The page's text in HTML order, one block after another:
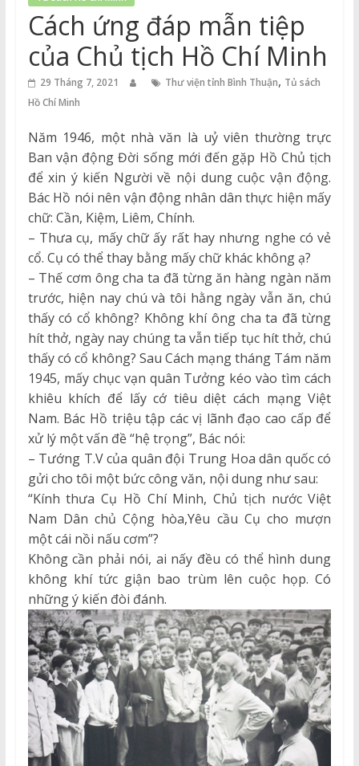
Thuận
Cổng
Vào
Tri
Thức
Cách ứng đáp mẫn tiệp
của Chủ tịch Hồ Chí Minh
29 Tháng 7, 2021 Thư viện tỉnh Bình Thuận, Tủ sách
Hồ Chí Minh
Năm 1946, một nhà văn là uỷ viên thường trực
Ban vận động Đời sống mới đến gặp Hồ Chủ tịch
để xin ý kiến Người về nội dung cuộc vận động.
Bác Hồ nói nên vận động nhân dân thực hiện mấy
chữ: Cần, Kiệm, Liêm, Chính.
– Thưa cụ, mấy chữ ấy rất hay nhưng nghe có vẻ
cổ. Cụ có thể thay bằng mấy chữ khác không ạ?
– Thế cơm ông cha ta đã từng ăn hàng ngàn năm
trước, hiện nay chú và tôi hằng ngày vẫn ăn, chú
thấy có cổ không? Không khí ông cha ta đã từng
hít thở, ngày nay chúng ta vẫn tiếp tục hít thở, chú
thấy có cổ không? Sau Cách mạng tháng Tám năm
1945, mấy chục vạn quân Tưởng kéo vào tìm cách
khiêu khích để lấy cớ tiêu diệt cách mạng Việt
Nam. Bác Hồ triệu tập các vị lãnh đạo cao cấp để
xử lý một vấn đề “hệ trọng”, Bác nói:
– Tướng T.V của quân đội Trung Hoa dân quốc có
gửi cho tôi một bức công văn, nội dung như sau:
“Kính thưa Cụ Hồ Chí Minh, Chủ tịch nước Việt
Nam Dân chủ Cộng hòa,Yêu cầu Cụ cho mượn
một cái nồi nấu cơm”?
Không cần phải nói, ai nấy đều có thể hình dung
không khí tức giận bao trùm lên cuộc họp. Có
những ý kiến đòi đánh.